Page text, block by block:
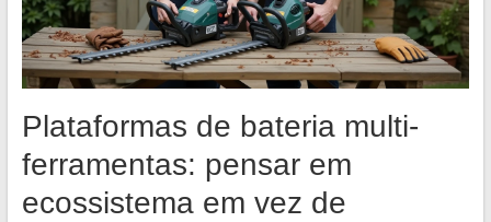
Plataformas de bateria multi-
ferramentas: pensar em
ecossistema em vez de